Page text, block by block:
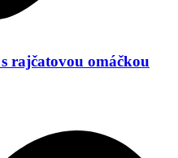
rajčatovou omáčkou